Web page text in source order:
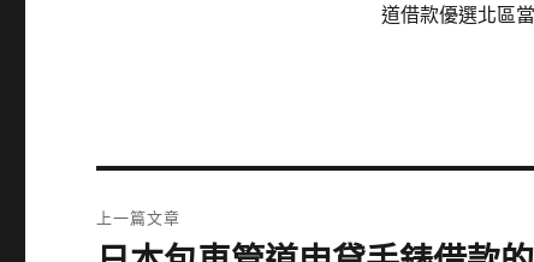
道借款優選北區
章
上一篇文章
上